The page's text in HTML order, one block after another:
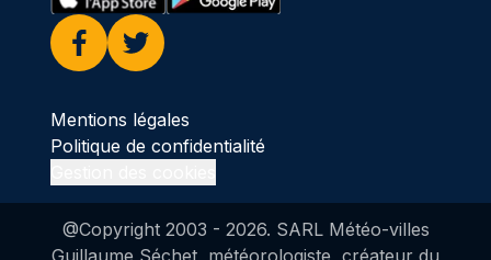
Facebook
Twitter
Mentions légales
Politique de confidentialité
@Copyright 2003 - 2026. SARL Météo-villes
Guillaume Séchet, météorologiste, créateur du